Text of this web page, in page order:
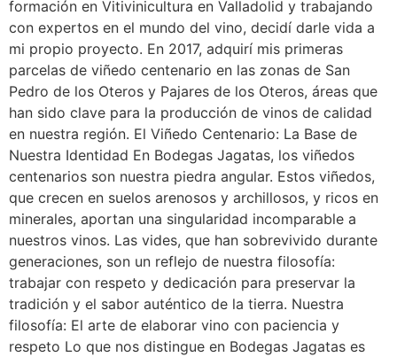
formación en Vitivinicultura en Valladolid y trabajando
con expertos en el mundo del vino, decidí darle vida a
mi propio proyecto. En 2017, adquirí mis primeras
parcelas de viñedo centenario en las zonas de San
Pedro de los Oteros y Pajares de los Oteros, áreas que
han sido clave para la producción de vinos de calidad
en nuestra región. El Viñedo Centenario: La Base de
Nuestra Identidad En Bodegas Jagatas, los viñedos
centenarios son nuestra piedra angular. Estos viñedos,
que crecen en suelos arenosos y archillosos, y ricos en
minerales, aportan una singularidad incomparable a
nuestros vinos. Las vides, que han sobrevivido durante
generaciones, son un reflejo de nuestra filosofía:
trabajar con respeto y dedicación para preservar la
tradición y el sabor auténtico de la tierra. Nuestra
filosofía: El arte de elaborar vino con paciencia y
respeto Lo que nos distingue en Bodegas Jagatas es